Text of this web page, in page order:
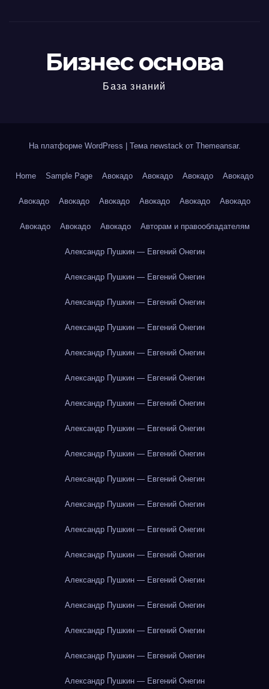
Бизнес основа
База знаний
На платформе WordPress Тема newstack от Themeansar.
Home Sample Page Авокадо Авокадо Авокадо Авокадо
Авокадо Авокадо Авокадо Авокадо Авокадо Авокадо
Авокадо Авокадо Авокадо Авторам и правообладателям
Александр Пушкин — Евгений Онегин
Александр Пушкин — Евгений Онегин
Александр Пушкин — Евгений Онегин
Александр Пушкин — Евгений Онегин
Александр Пушкин — Евгений Онегин
Александр Пушкин — Евгений Онегин
Александр Пушкин — Евгений Онегин
Александр Пушкин — Евгений Онегин
Александр Пушкин — Евгений Онегин
Александр Пушкин — Евгений Онегин
Александр Пушкин — Евгений Онегин
Александр Пушкин — Евгений Онегин
Александр Пушкин — Евгений Онегин
Александр Пушкин — Евгений Онегин
Александр Пушкин — Евгений Онегин
Александр Пушкин — Евгений Онегин
Александр Пушкин — Евгений Онегин
Александр Пушкин — Евгений Онегин